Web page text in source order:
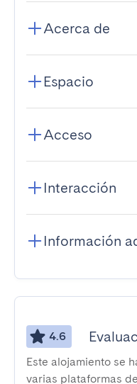
Acerca de
Espacio
Acceso
Interacción
Información
4.6
Este alojamiento se
varias plataformas